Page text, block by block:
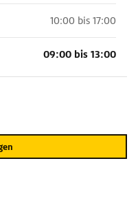
10:00 bis 17:00
09:00 bis 13:00